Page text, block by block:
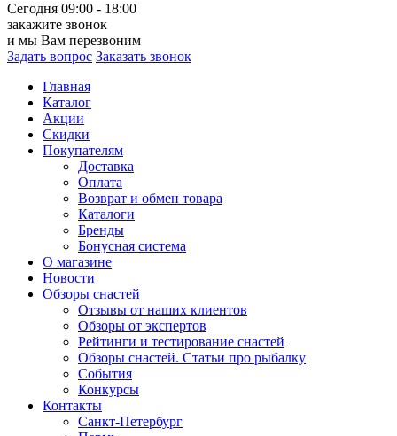
Сегодня 09:00 - 18:00
закажите звонок
и мы Вам перезвоним
Задать вопрос Заказать звонок
Главная
Каталог
Акции
Скидки
Покупателям
Доставка
Оплата
Возврат и обмен товара
Каталоги
Бренды
Бонусная система
О магазине
Новости
Обзоры снастей
Отзывы от наших клиентов
Обзоры от экспертов
Рейтинги и тестирование снастей
Обзоры снастей. Статьи про рыбалку
События
Конкурсы
Контакты
Санкт-Петербург